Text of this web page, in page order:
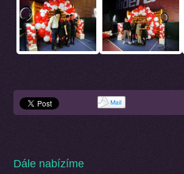
Dále nabízíme